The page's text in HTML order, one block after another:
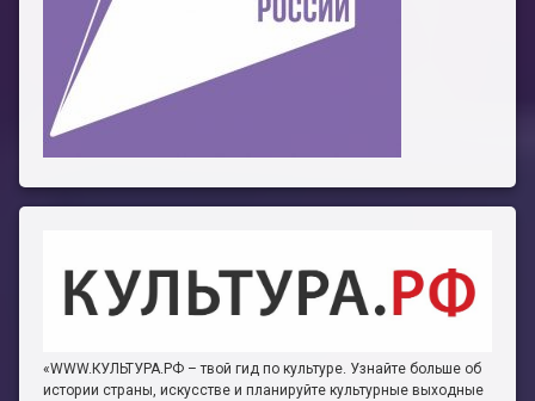
«WWW.КУЛЬТУРА.РФ – твой гид по культуре. Узнайте больше об
истории страны, искусстве и планируйте культурные выходные